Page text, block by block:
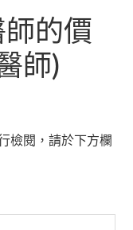
的價
師)
檢閱，請於下方欄